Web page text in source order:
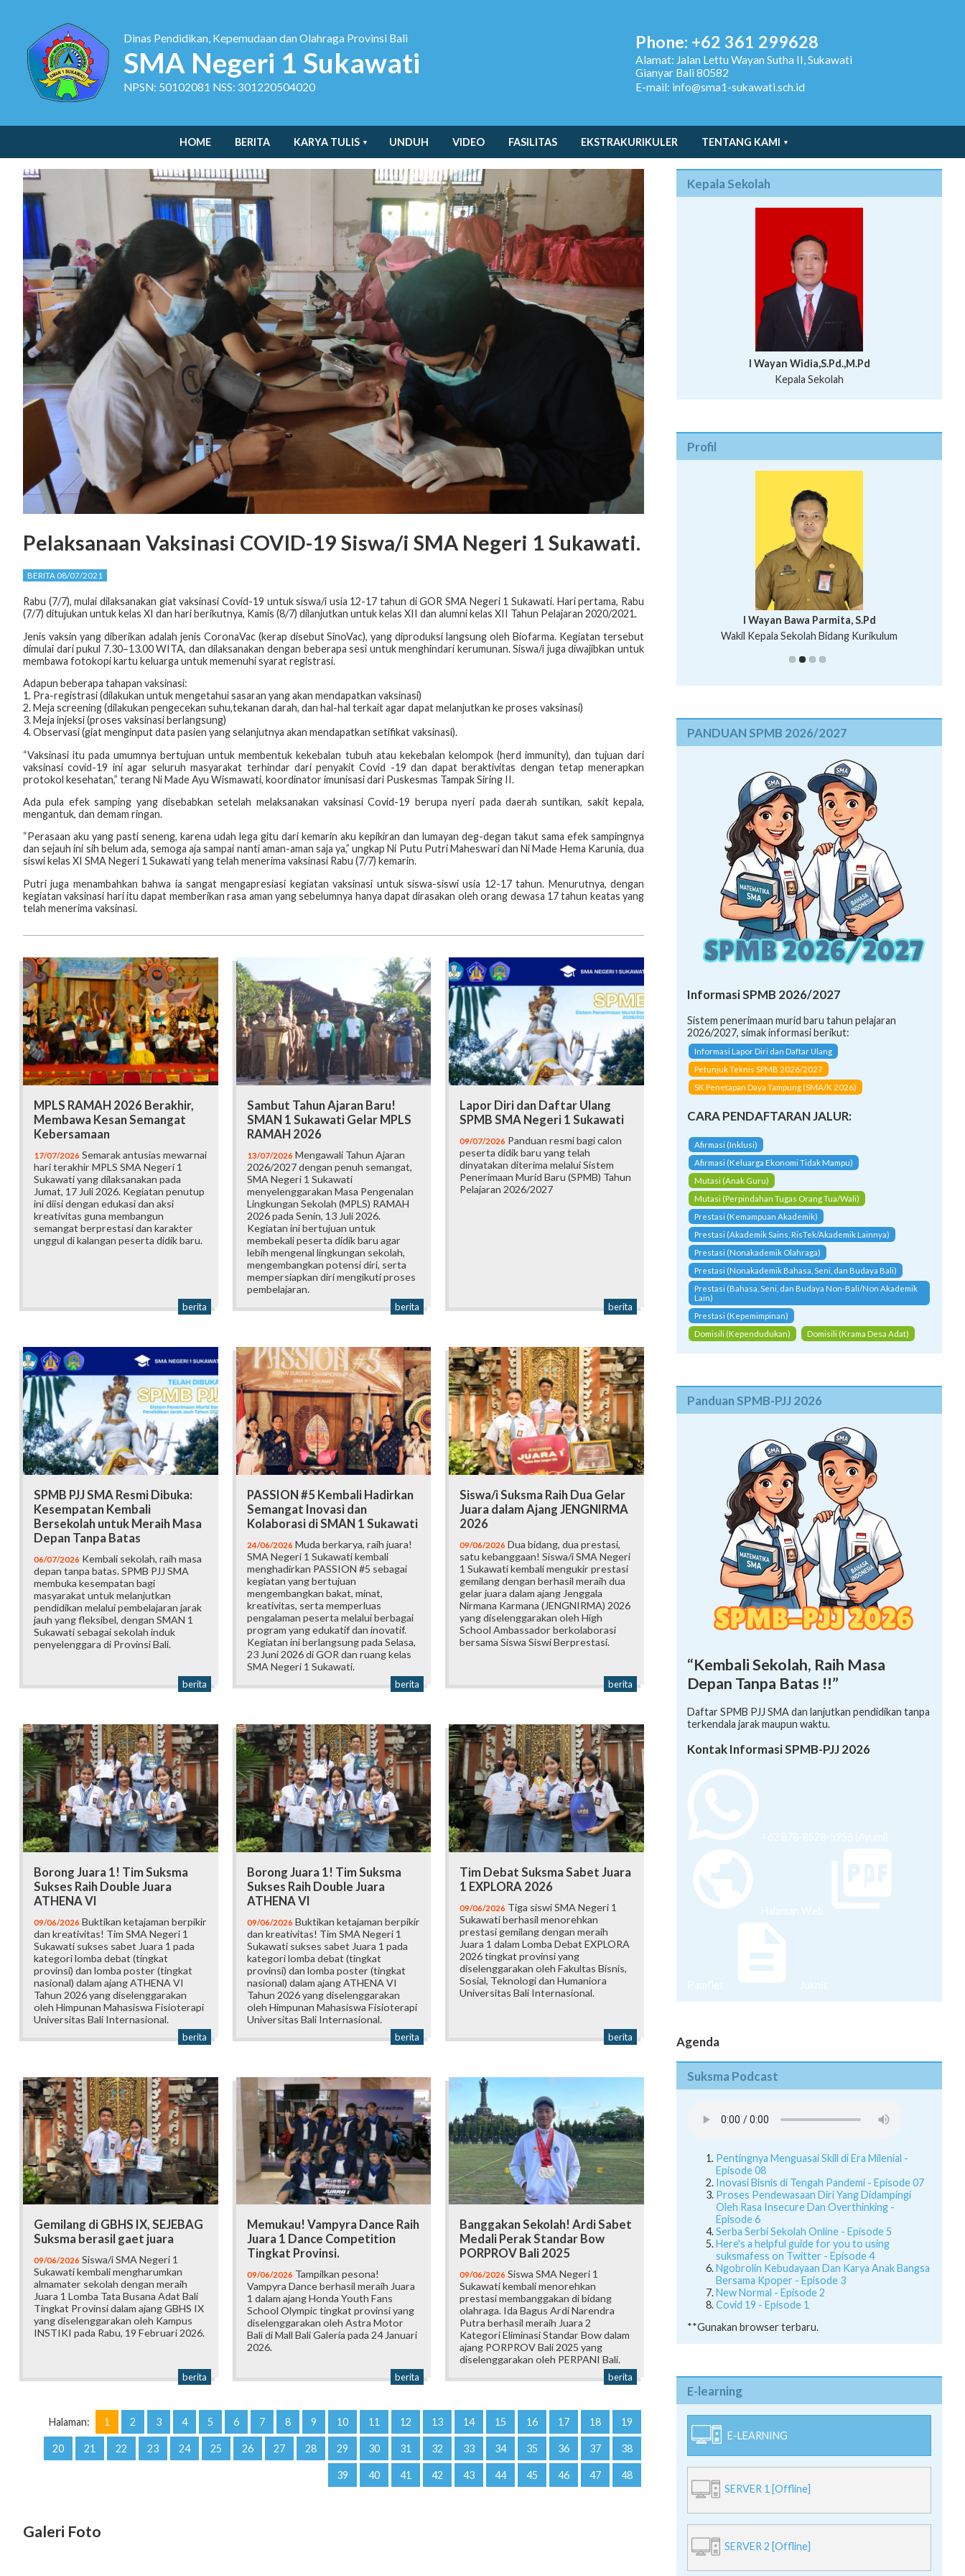
Dinas Pendidikan, Kepemudaan dan Olahraga Provinsi Bali
SMA Negeri 1 Sukawati
NPSN: 50102081 NSS: 301220504020
Phone: +62 361 299628
Alamat: Jalan Lettu Wayan Sutha II, Sukawati
Gianyar Bali 80582
E-mail: info@sma1-sukawati.sch.id
HOME BERITA KARYA TULIS UNDUH VIDEO FASILITAS EKSTRAKURIKULER TENTANG KAMI
Pelaksanaan Vaksinasi COVID-19 Siswa/i SMA Negeri 1 Sukawati.
BERITA 08/07/2021
Rabu (7/7), mulai dilaksanakan giat vaksinasi Covid-19 untuk siswa/i usia 12-17 tahun di GOR SMA Negeri 1 Sukawati. Hari pertama, Rabu
(7/7) ditujukan untuk kelas XI dan hari berikutnya, Kamis (8/7) dilanjutkan untuk kelas XII dan alumni kelas XII Tahun Pelajaran 2020/2021.
Jenis vaksin yang diberikan adalah jenis CoronaVac (kerap disebut SinoVac), yang diproduksi langsung oleh Biofarma. Kegiatan tersebut
dimulai dari pukul 7.30–13.00 WITA, dan dilaksanakan dengan beberapa sesi untuk menghindari kerumunan. Siswa/i juga diwajibkan untuk
membawa fotokopi kartu keluarga untuk memenuhi syarat registrasi.
Adapun beberapa tahapan vaksinasi:
1. Pra-registrasi (dilakukan untuk mengetahui sasaran yang akan mendapatkan vaksinasi)
2. Meja screening (dilakukan pengecekan suhu,tekanan darah, dan hal-hal terkait agar dapat melanjutkan ke proses vaksinasi)
3. Meja injeksi (proses vaksinasi berlangsung)
4. Observasi (giat menginput data pasien yang selanjutnya akan mendapatkan setifikat vaksinasi).
“Vaksinasi itu pada umumnya bertujuan untuk membentuk kekebalan tubuh atau kekebalan kelompok (herd immunity), dan tujuan dari
vaksinasi covid-19 ini agar seluruh masyarakat terhindar dari penyakit Covid -19 dan dapat beraktivitas dengan tetap menerapkan
protokol kesehatan,” terang Ni Made Ayu Wismawati, koordinator imunisasi dari Puskesmas Tampak Siring II.
Ada pula efek samping yang disebabkan setelah melaksanakan vaksinasi Covid-19 berupa nyeri pada daerah suntikan, sakit kepala,
mengantuk, dan demam ringan.
“Perasaan aku yang pasti seneng, karena udah lega gitu dari kemarin aku kepikiran dan lumayan deg-degan takut sama efek sampingnya
dan sejauh ini sih belum ada, semoga aja sampai nanti aman-aman saja ya,” ungkap Ni Putu Putri Maheswari dan Ni Made Hema Karunia, dua
siswi kelas XI SMA Negeri 1 Sukawati yang telah menerima vaksinasi Rabu (7/7) kemarin.
Putri juga menambahkan bahwa ia sangat mengapresiasi kegiatan vaksinasi untuk siswa-siswi usia 12-17 tahun. Menurutnya, dengan
kegiatan vaksinasi hari itu dapat memberikan rasa aman yang sebelumnya hanya dapat dirasakan oleh orang dewasa 17 tahun keatas yang
telah menerima vaksinasi.
MPLS RAMAH 2026 Berakhir,
Membawa Kesan Semangat
Kebersamaan
17/07/2026 Semarak antusias mewarnai
hari terakhir MPLS SMA Negeri 1
Sukawati yang dilaksanakan pada
Jumat, 17 Juli 2026. Kegiatan penutup
ini diisi dengan edukasi dan aksi
kreativitas guna membangun
semangat berprestasi dan karakter
unggul di kalangan peserta didik baru.
berita
Sambut Tahun Ajaran Baru!
SMAN 1 Sukawati Gelar MPLS
RAMAH 2026
13/07/2026 Mengawali Tahun Ajaran
2026/2027 dengan penuh semangat,
SMA Negeri 1 Sukawati
menyelenggarakan Masa Pengenalan
Lingkungan Sekolah (MPLS) RAMAH
2026 pada Senin, 13 Juli 2026.
Kegiatan ini bertujuan untuk
membekali peserta didik baru agar
lebih mengenal lingkungan sekolah,
mengembangkan potensi diri, serta
mempersiapkan diri mengikuti proses
pembelajaran.
berita
Lapor Diri dan Daftar Ulang
SPMB SMA Negeri 1 Sukawati
09/07/2026 Panduan resmi bagi calon
peserta didik baru yang telah
dinyatakan diterima melalui Sistem
Penerimaan Murid Baru (SPMB) Tahun
Pelajaran 2026/2027
berita
SPMB PJJ SMA Resmi Dibuka:
Kesempatan Kembali
Bersekolah untuk Meraih Masa
Depan Tanpa Batas
06/07/2026 Kembali sekolah, raih masa
depan tanpa batas. SPMB PJJ SMA
membuka kesempatan bagi
masyarakat untuk melanjutkan
pendidikan melalui pembelajaran jarak
jauh yang fleksibel, dengan SMAN 1
Sukawati sebagai sekolah induk
penyelenggara di Provinsi Bali.
berita
PASSION #5 Kembali Hadirkan
Semangat Inovasi dan
Kolaborasi di SMAN 1 Sukawati
24/06/2026 Muda berkarya, raih juara!
SMA Negeri 1 Sukawati kembali
menghadirkan PASSION #5 sebagai
kegiatan yang bertujuan
mengembangkan bakat, minat,
kreativitas, serta memperluas
pengalaman peserta melalui berbagai
program yang edukatif dan inovatif.
Kegiatan ini berlangsung pada Selasa,
23 Juni 2026 di GOR dan ruang kelas
SMA Negeri 1 Sukawati.
berita
Siswa/i Suksma Raih Dua Gelar
Juara dalam Ajang JENGNIRMA
2026
09/06/2026 Dua bidang, dua prestasi,
satu kebanggaan! Siswa/i SMA Negeri
1 Sukawati kembali mengukir prestasi
gemilang dengan berhasil meraih dua
gelar juara dalam ajang Jenggala
Nirmana Karmana (JENGNIRMA) 2026
yang diselenggarakan oleh High
School Ambassador berkolaborasi
bersama Siswa Siswi Berprestasi.
berita
Borong Juara 1! Tim Suksma
Sukses Raih Double Juara
ATHENA VI
09/06/2026 Buktikan ketajaman berpikir
dan kreativitas! Tim SMA Negeri 1
Sukawati sukses sabet Juara 1 pada
kategori lomba debat (tingkat
provinsi) dan lomba poster (tingkat
nasional) dalam ajang ATHENA VI
Tahun 2026 yang diselenggarakan
oleh Himpunan Mahasiswa Fisioterapi
Universitas Bali Internasional.
berita
Borong Juara 1! Tim Suksma
Sukses Raih Double Juara
ATHENA VI
09/06/2026 Buktikan ketajaman berpikir
dan kreativitas! Tim SMA Negeri 1
Sukawati sukses sabet Juara 1 pada
kategori lomba debat (tingkat
provinsi) dan lomba poster (tingkat
nasional) dalam ajang ATHENA VI
Tahun 2026 yang diselenggarakan
oleh Himpunan Mahasiswa Fisioterapi
Universitas Bali Internasional.
berita
Tim Debat Suksma Sabet Juara
1 EXPLORA 2026
09/06/2026 Tiga siswi SMA Negeri 1
Sukawati berhasil menorehkan
prestasi gemilang dengan meraih
Juara 1 dalam Lomba Debat EXPLORA
2026 tingkat provinsi yang
diselenggarakan oleh Fakultas Bisnis,
Sosial, Teknologi dan Humaniora
Universitas Bali Internasional.
berita
Gemilang di GBHS IX, SEJEBAG
Suksma berasil gaet juara
09/06/2026 Siswa/i SMA Negeri 1
Sukawati kembali mengharumkan
almamater sekolah dengan meraih
Juara 1 Lomba Tata Busana Adat Bali
Tingkat Provinsi dalam ajang GBHS IX
yang diselenggarakan oleh Kampus
INSTIKI pada Rabu, 19 Februari 2026.
berita
Memukau! Vampyra Dance Raih
Juara 1 Dance Competition
Tingkat Provinsi.
09/06/2026 Tampilkan pesona!
Vampyra Dance berhasil meraih Juara
1 dalam ajang Honda Youth Fans
School Olympic tingkat provinsi yang
diselenggarakan oleh Astra Motor
Bali di Mall Bali Galeria pada 24 Januari
2026.
berita
Banggakan Sekolah! Ardi Sabet
Medali Perak Standar Bow
PORPROV Bali 2025
09/06/2026 Siswa SMA Negeri 1
Sukawati kembali menorehkan
prestasi membanggakan di bidang
olahraga. Ida Bagus Ardi Narendra
Putra berhasil meraih Juara 2
Kategori Eliminasi Standar Bow dalam
ajang PORPROV Bali 2025 yang
diselenggarakan oleh PERPANI Bali.
berita
Halaman: 1 2 3 4 5 6 7 8 9 10 11 12 13 14 15 16 17 18 19
20 21 22 23 24 25 26 27 28 29 30 31 32 33 34 35 36 37 38
39 40 41 42 43 44 45 46 47 48
Galeri Foto
Kepala Sekolah
I Wayan Widia,S.Pd.,M.Pd
Kepala Sekolah
Profil
Putu Suhartana, S.Pd.
I Wayan Bawa Parmita, S.Pd
Wakil Kepala Sekolah Bidang Kurikulum
I Wayan Gede Aditya Pratita, S.Pd., M.Sn
Ni Wayan Nopi Sutantri, S.Pd.
PANDUAN SPMB 2026/2027
Informasi SPMB 2026/2027
Sistem penerimaan murid baru tahun pelajaran
2026/2027, simak informasi berikut:
Informasi Lapor Diri dan Daftar Ulang
Petunjuk Teknis SPMB 2026/2027
SK Penetapan Daya Tampung (SMA/K 2026)
CARA PENDAFTARAN JALUR:
Afirmasi (Inklusi)
Afirmasi (Keluarga Ekonomi Tidak Mampu)
Mutasi (Anak Guru)
Mutasi (Perpindahan Tugas Orang Tua/Wali)
Prestasi (Kemampuan Akademik)
Prestasi (Akademik Sains, RisTek/Akademik Lainnya)
Prestasi (Nonakademik Olahraga)
Prestasi (Nonakademik Bahasa, Seni, dan Budaya Bali)
Prestasi (Bahasa, Seni, dan Budaya Non-Bali/Non Akademik
Lain)
Prestasi (Kepemimpinan)
Domisili (Kependudukan)
Domisili (Krama Desa Adat)
Panduan SPMB-PJJ 2026
“Kembali Sekolah, Raih Masa
Depan Tanpa Batas !!”
Daftar SPMB PJJ SMA dan lanjutkan pendidikan tanpa
terkendala jarak maupun waktu.
Kontak Informasi SPMB-PJJ 2026
+62 878-8528-5958 (Ayumi)
Halaman Web
Pamflet Juknis
Agenda
Suksma Podcast
Pentingnya Menguasai Skill di Era Milenial -
Episode 08
Inovasi Bisnis di Tengah Pandemi - Episode 07
Proses Pendewasaan Diri Yang Didampingi
Oleh Rasa Insecure Dan Overthinking -
Episode 6
Serba Serbi Sekolah Online - Episode 5
Here's a helpful guide for you to using
suksmafess on Twitter - Episode 4
Ngobrolin Kebudayaan Dan Karya Anak Bangsa
Bersama Kpoper - Episode 3
New Normal - Episode 2
Covid 19 - Episode 1
**Gunakan browser terbaru.
E-learning
E-LEARNING
SERVER 1 [Offline]
SERVER 2 [Offline]